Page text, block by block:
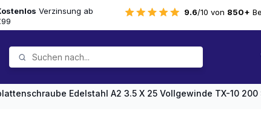
Verzinsung ab
9.6/10 von 850+
Edelstahl A2 3.5 X 25 Vollgewinde TX-10 200